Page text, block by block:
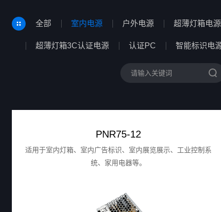
全部 室内电源 户外电源 超薄灯箱电源
超薄灯箱3C认证电源 认证PC 智能标识电
PNR75-12
适用于室内灯箱、室内广告标识、室内展览展示、工业控制系
统、家用电器等。